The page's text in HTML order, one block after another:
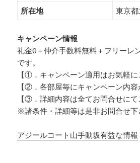
所在地
東京
キャンペーン情報
礼金0＋仲介手数料無料＋ フリーレ
です。
【①．キャンペーン適用はお気軽に
【②．各部屋毎にキャンペーン内容
【③．詳細内容は全てお問合せにて
※諸条件・詳細等は是非お問合せ下
アジールコート山手動坂有益な情報